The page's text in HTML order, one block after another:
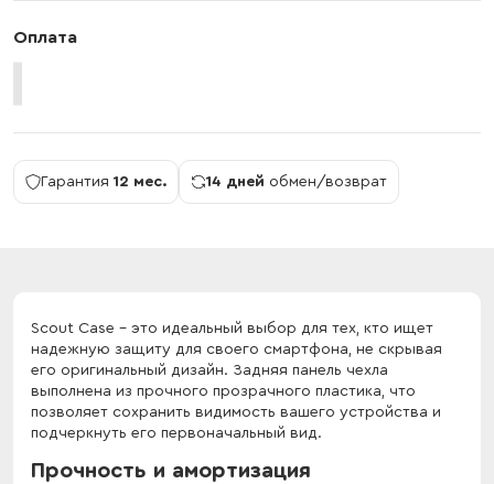
Оплата
Гарантия 12 мес. 14 дней обмен/возврат
Scout Case - это идеальный выбор для тех, кто ищет
надежную защиту для своего смартфона, не скрывая
его оригинальный дизайн. Задняя панель чехла
выполнена из прочного прозрачного пластика, что
позволяет сохранить видимость вашего устройства и
подчеркнуть его первоначальный вид.
Прочность и амортизация